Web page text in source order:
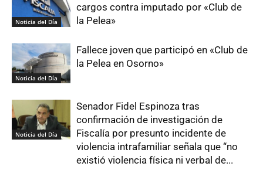
Noticia del Día
cargos contra imputado por «Club de
la Pelea»
Noticia del Día
Fallece joven que participó en «Club de
la Pelea en Osorno»
Noticia del Día
Senador Fidel Espinoza tras
confirmación de investigación de
Fiscalía por presunto incidente de
violencia intrafamiliar señala que “no
existió violencia física ni verbal de...